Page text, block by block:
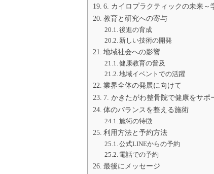
6. カイロプラクティックの未来～
教育と研究への寄与
後進の育成
新しい技術の開発
地域社会への影響
健康教育の普及
地域イベントでの活躍
業界全体の発展に向けて
7. かきたがわ整骨院で健康をサポ
体のバランスを整える施術
施術の特徴
利用方法と予約方法
公式LINEからの予約
電話での予約
最後にメッセージ